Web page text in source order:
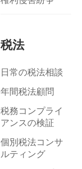
税法
日常の税法相談
年間税法顧問
税務コンプライ
アンスの検証
個別税法コンサ
ルティング